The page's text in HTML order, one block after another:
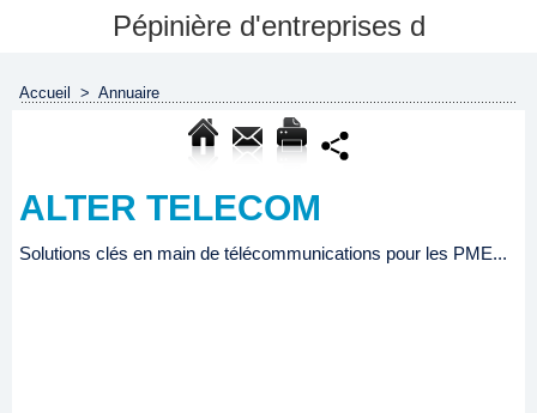
Pépinière d'entreprises d
Accueil > Annuaire
ALTER TELECOM
Solutions clés en main de télécommunications pour les PME...